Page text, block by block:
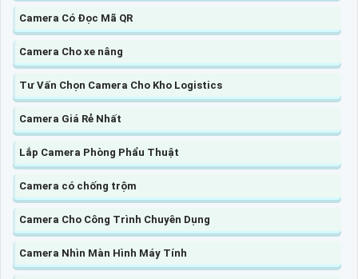
Camera Có Đọc Mã QR
Camera Cho xe nâng
Tư Vấn Chọn Camera Cho Kho Logistics
Camera Giá Rẻ Nhất
Lắp Camera Phòng Phẩu Thuật
Camera có chống trộm
Camera Cho Công Trình Chuyên Dụng
Camera Nhìn Màn Hình Máy Tính